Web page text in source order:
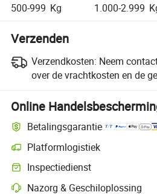
500-999 Kg 1.000-2.999
Verzenden
Verzendkosten: Neem
over de vrachtkosten en de
Online
Betalingsgarantie
Platformlogistiek
Inspectiedienst
Nazorg & Geschiloplossing